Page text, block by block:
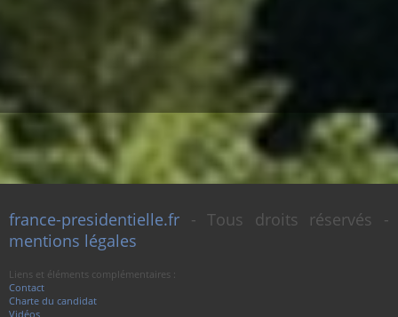
france-presidentielle.fr - Tous droits réservés -
mentions légales
Liens et éléments complémentaires :
Contact
Charte du candidat
Vidéos